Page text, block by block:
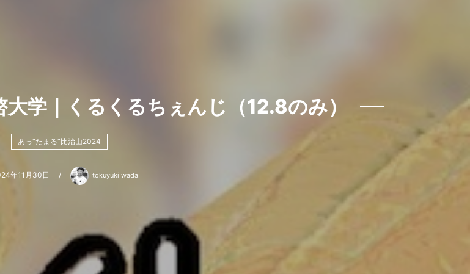
学｜くるくるちぇんじ（12.8のみ）
あっ“たまる”比治山2024
年11月30日 tokuyuki wada